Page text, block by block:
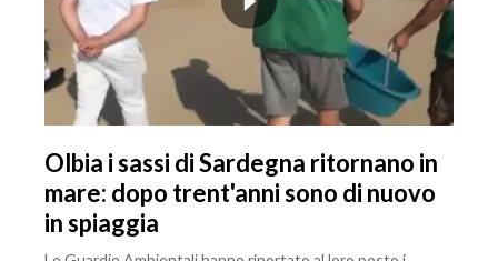
Olbia i sassi di Sardegna ritornano in
mare: dopo trent'anni sono di nuovo
in spiaggia